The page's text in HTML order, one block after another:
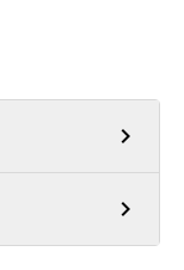
chevron_right
chevron_right